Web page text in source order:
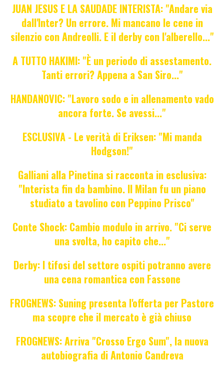
JUAN JESUS E LA SAUDADE INTERISTA: "Andare via
dall'Inter? Un errore. Mi mancano le cene in
silenzio con Andreolli. E il derby con l'alberello..."
A TUTTO HAKIMI: "È un periodo di assestamento.
Tanti errori? Appena a San Siro..."
HANDANOVIC: "Lavoro sodo e in allenamento vado
ancora forte. Se avessi..."
ESCLUSIVA - Le verità di Eriksen: "Mi manda
Hodgson!"
Galliani alla Pinetina si racconta in esclusiva:
"Interista fin da bambino. Il Milan fu un piano
studiato a tavolino con Peppino Prisco"
Conte Shock: Cambio modulo in arrivo. "Ci serve
una svolta, ho capito che..."
Derby: I tifosi del settore ospiti potranno avere
una cena romantica con Fassone
FROGNEWS: Suning presenta l'offerta per Pastore
ma scopre che il mercato è già chiuso
FROGNEWS: Arriva "Crosso Ergo Sum", la nuova
autobiografia di Antonio Candreva